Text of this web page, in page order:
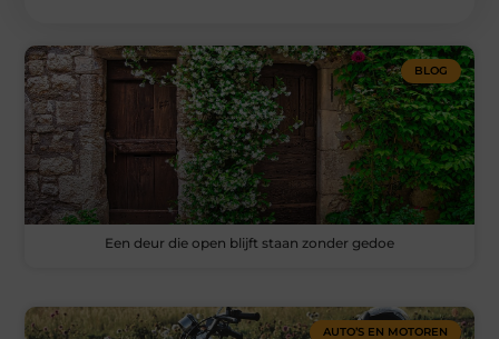
BLOG
Een deur die open blijft staan zonder gedoe
AUTO’S EN MOTOREN